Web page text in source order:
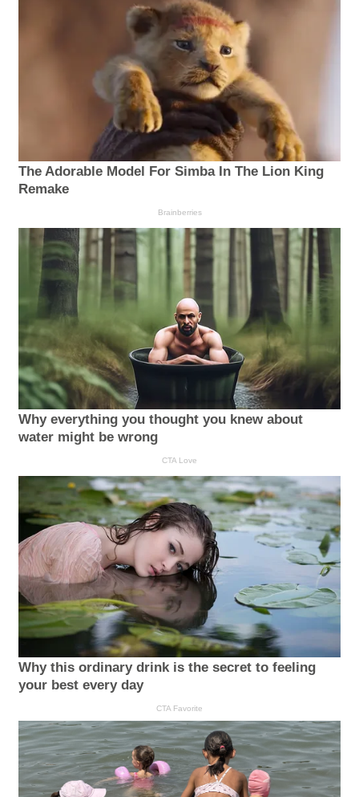
The Adorable Model For Simba In The Lion King
Remake
Brainberries
Why everything you thought you knew about
water might be wrong
CTA Love
Why this ordinary drink is the secret to feeling
your best every day
CTA Favorite